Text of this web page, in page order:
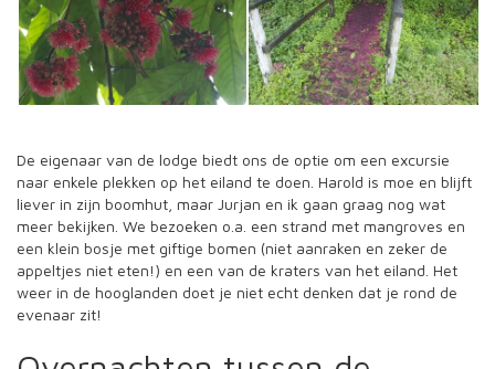
De eigenaar van de lodge biedt ons de optie om een excursie
naar enkele plekken op het eiland te doen. Harold is moe en blijft
liever in zijn boomhut, maar Jurjan en ik gaan graag nog wat
meer bekijken. We bezoeken o.a. een strand met mangroves en
een klein bosje met giftige bomen (niet aanraken en zeker de
appeltjes niet eten!) en een van de kraters van het eiland. Het
weer in de hooglanden doet je niet echt denken dat je rond de
evenaar zit!